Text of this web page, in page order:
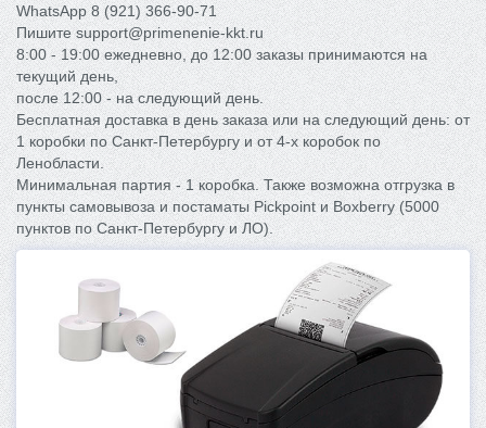
WhatsApp 8 (921) 366-90-71
Пишите support@primenenie-kkt.ru
8:00 - 19:00 ежедневно, до 12:00 заказы принимаются на
текущий день,
после 12:00 - на следующий день.
Бесплатная доставка в день заказа или на следующий день: от
1 коробки по Санкт-Петербургу и от 4-x коробок по
Ленобласти.
Минимальная партия - 1 коробка. Также возможна отгрузка в
пункты самовывоза и постаматы Pickpoint и Boxberry (5000
пунктов по Санкт-Петербургу и ЛО).